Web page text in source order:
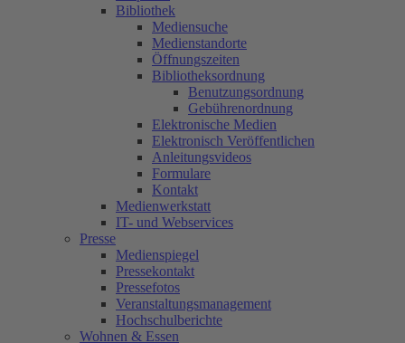
Bibliothek
Mediensuche
Medienstandorte
Öffnungszeiten
Bibliotheksordnung
Benutzungsordnung
Gebührenordnung
Elektronische Medien
Elektronisch Veröffentlichen
Anleitungsvideos
Formulare
Kontakt
Medienwerkstatt
IT- und Webservices
Presse
Medienspiegel
Pressekontakt
Pressefotos
Veranstaltungsmanagement
Hochschulberichte
Wohnen & Essen